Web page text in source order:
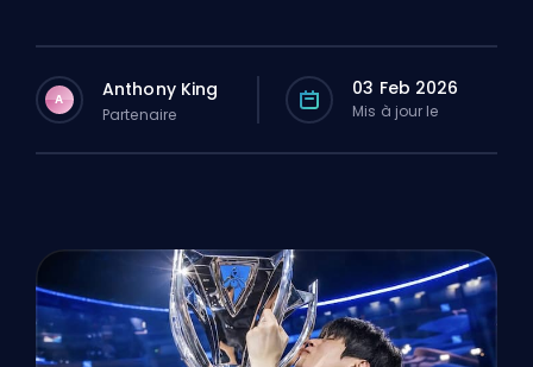
A Anthony King
Partenaire
03 Feb 2026
Mis à jour le